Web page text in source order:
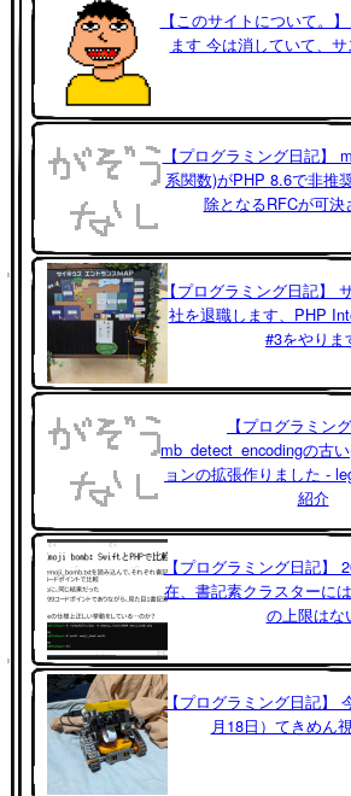
【このサイトについて。
ます 今は消していて、
【プログラミング日記】
系関数)がPHP 8.6で非推
除となるRFCが可決
【プログラミング日記】
社を退職します、PHP
#3をやりま
【プログラミン
mb_detect_encodingの古
ョンの拡張作りました -
紹介
【プログラミング日記】
在、書記素クラスターに
の上限はな
【プログラミング日記】
月18日）てきめん